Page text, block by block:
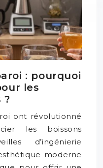
: pourquoi
les
?
ont révolutionné
les boissons
d’ingénierie
moderne